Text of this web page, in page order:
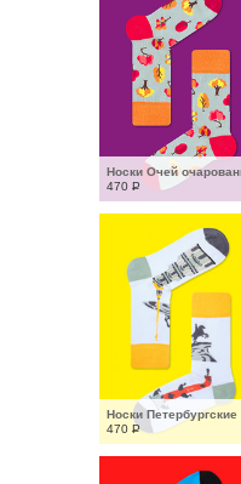
Носки Очей
470 Р
Носки Петербургские
470 Р